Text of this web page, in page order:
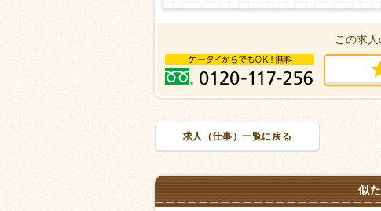
この求
求人（仕事）一覧に戻る
似